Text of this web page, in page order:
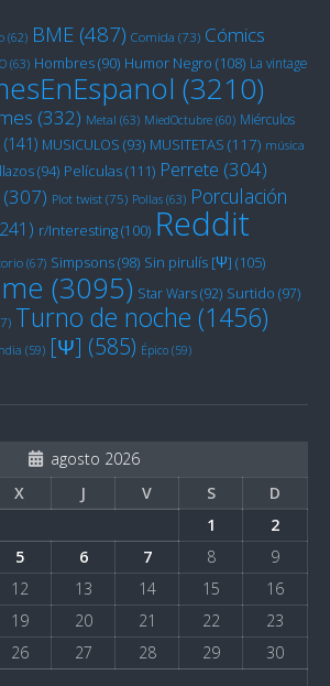
(62) BME (487) Comida (73) Cómics
(63) Hombres(90) Humor Negro (108) La vintage
(3210)
(332) Metal (63) MiedOctubre (60) Miérculos
(141) MUSICULOS (93) MUSITETAS (117) música
(94) Películas(111) Perrete (304)
(307) Plot twist (75) Pollas (63) Porculación
r/Interesting(100) Reddit
(67) Simpsons(98) Sin pirulís [Ψ] (105)
(3095) Star Wars(92) Surtido (97)
Turno de noche (1456)
(59) [Ψ] (585) Épico (59)
agosto 2026
X J V S
D
1
2
5 6 7 8
9
12 13 14 15
16
19 20 21 22
23
26 27 28 29
30